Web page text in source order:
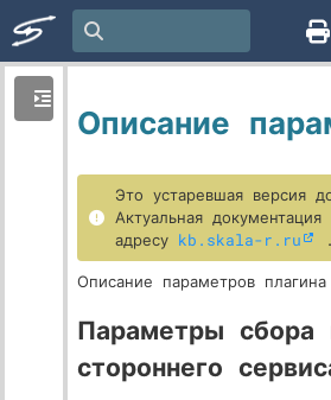
Описание
Это устаревшая версия
Актуальная документация
адресу kb.skala-r.ru
.
Описание параметров плагина
Параметры сбора
стороннего